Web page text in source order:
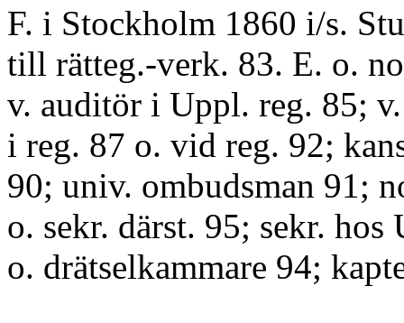
F. i Stockholm 1860 i/s.
till rätteg.-verk. 83. E. o.
v. auditör i Uppl. reg. 85;
i reg. 87 o. vid reg. 92;
90; univ. ombudsman 91;
o. sekr. därst. 95; sekr.
o. drätselkammare 94;